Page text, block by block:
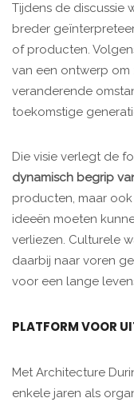
Tijdens de discussie
breder
of producten.
van een ontwerp om
veranderende
toekomstige
Die visie verlegt de
dynamisch begrip
producten, maar
ideeën moeten
verliezen. Culturele
daarbij naar voren
voor een lange
PLATFORM VOOR
Met Architecture
enkele jaren als